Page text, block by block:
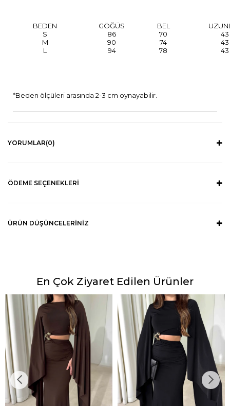
BEDEN GÖĞÜS BEL
S
86 70
43
M
90 74
43
L
94 78 43
*Beden ölçüleri arasında 2-3 cm oynayabilir.
YORUMLAR(0)
ÖDEME SEÇENEKLERI
ÜRÜN DÜŞÜNCELERINIZ
En Çok Ziyaret Edilen Ürünler